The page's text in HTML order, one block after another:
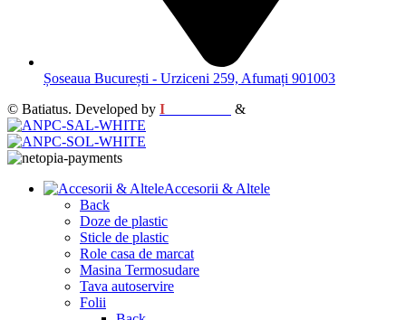
Șoseaua București - Urziceni 259, Afumați 901003
© Batiatus. Developed by I &
Accesorii & Altele
Back
Doze de plastic
Sticle de plastic
Role casa de marcat
Masina Termosudare
Tava autoservire
Folii